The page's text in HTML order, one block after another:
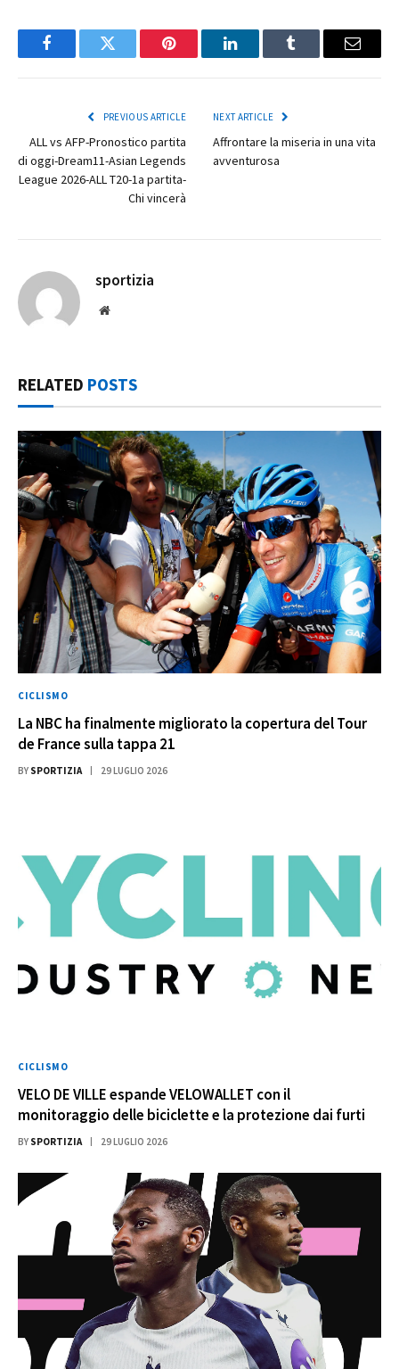
FacebookTwitter Pinterest LinkedInTumblr Email
PREVIOUS ARTICLE
ALL vs AFP-Pronostico partita
di oggi-Dream11-Asian Legends
League 2026-ALL T20-1a partita-
Chi vincerà
NEXT ARTICLE
Affrontare la miseria in una vita
avventurosa
sportizia
Website
RELATED POSTS
CICLISMO
La NBC ha finalmente migliorato la copertura del Tour
de France sulla tappa 21
BY SPORTIZIA 29 LUGLIO 2026
CICLISMO
VELO DE VILLE espande VELOWALLET con il
monitoraggio delle biciclette e la protezione dai furti
BY SPORTIZIA 29 LUGLIO 2026